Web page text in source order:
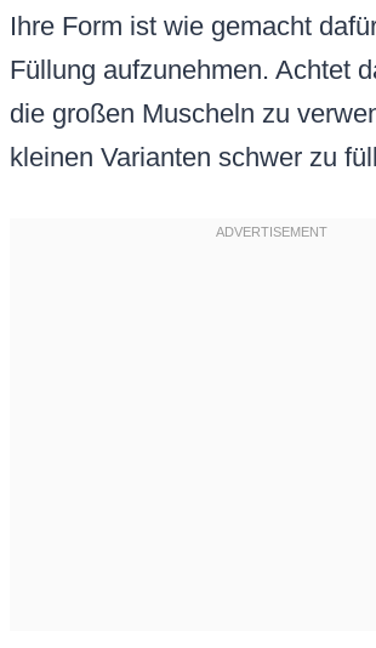
Ihre Form ist wie gemacht
Füllung aufzunehmen. Achtet
die großen Muscheln zu
kleinen Varianten schwer zu